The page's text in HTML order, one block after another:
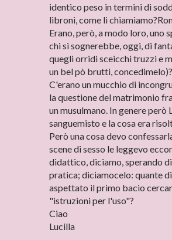
identico peso in termini di
libroni, come li
Erano, però, a modo loro, uno
chi si sognerebbe, oggi, di
quegli orridi sceicchi truzzi e
un bel pò brutti, concedimelo)?
C'erano un mucchio di
la questione del matrimonio
un musulmano. In genere però
sanguemisto e la cosa era
Però una cosa devo
scene di sesso le leggevo
didattico, diciamo, sperando
pratica; diciamocelo: quante
aspettato il primo bacio
"istruzioni per l'uso"?
Ciao
Lucilla